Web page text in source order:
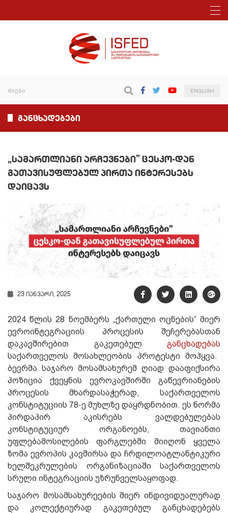
ENGLISH
განცხადებები
„სამართლიანი არჩევნები” ცესკო-დან
გათავისუფლებულ პირთა ინტერესებს
დაიცავს
23 იანვარი, 2025
2024 წლის 28 ნოემბერს „ქართული ოცნების“ მიერ
ევროინტეგრაციის პროცესის შეჩერებასთან
დაკავშირებით გაკეთებულ განცხადებას
საქართველოს მოსახლეობის პროტესტი მოჰყვა.
ბევრმა საჯარო მოსამსახურემ ღიად დააფიქსირა
პოზიცია ქვეყნის ევროკავშირში გაწევრიანების
პროცესის მხარდასაჭერად, საქართველოს
კონსტიტუციის 78-ე მუხლზე დაყრდნობით. ეს ნორმა
პირდაპირ აკისრებს ვალდებულებას
კონსტიტუციურ ორგანოებს, თავიანთი
უფლებამოსილების ფარგლებში მიიღონ ყველა
ზომა ევროპის კავშირსა და ჩრდილოატლანტიკური
ხელშეკრულების ორგანიზაციაში საქართველოს
სრული ინტეგრაციის უზრუნველსაყოფად.
საჯარო მოსამსახურეების მიერ ინდივიდუალურად
და კოლექტიურად გაკეთებულ განცხადებებს